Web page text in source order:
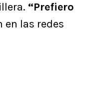
“Prefiero
en las redes